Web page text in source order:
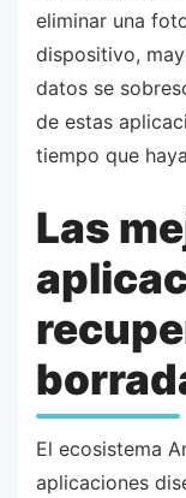
eliminar una
dispositivo,
datos se
de estas
tiempo que
Las
El ecosistema
aplicaciones